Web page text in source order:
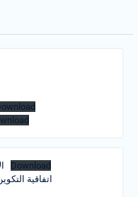
Download
اتفاقية